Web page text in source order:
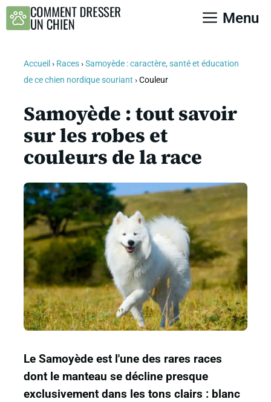
Aller
Menu
Accueil › Races›Samoyède : caractère, santé et éducation
de ce chien nordique souriant ›Couleur
Samoyède : tout savoir
sur les robes et
couleurs de la race
Le Samoyède est l'une des rares races
dont le manteau se décline presque
exclusivement dans les tons clairs : blanc